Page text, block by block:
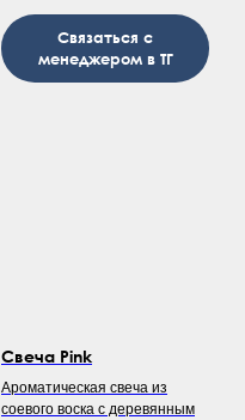
Связаться с
менеджером в ТГ
Свеча Pink
Ароматическая свеча из
соевого воска с деревянным